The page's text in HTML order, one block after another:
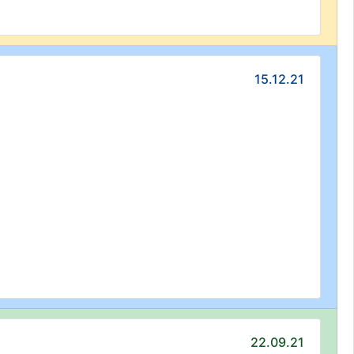
15.12.21
22.09.21